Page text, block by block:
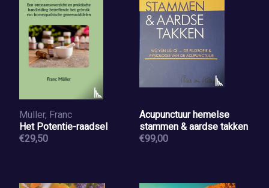
Müller, Franc
Het Potentie-raadsel
€29,50
Acupunctuur hemelse
stammen & aardse takken
€99,00